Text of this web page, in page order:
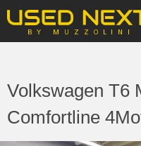
Volkswagen T6
Comfortline